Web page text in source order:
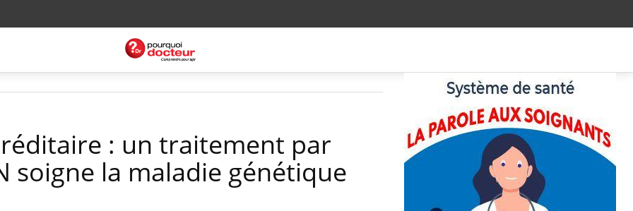
: un traitement par
soigne la maladie génétique